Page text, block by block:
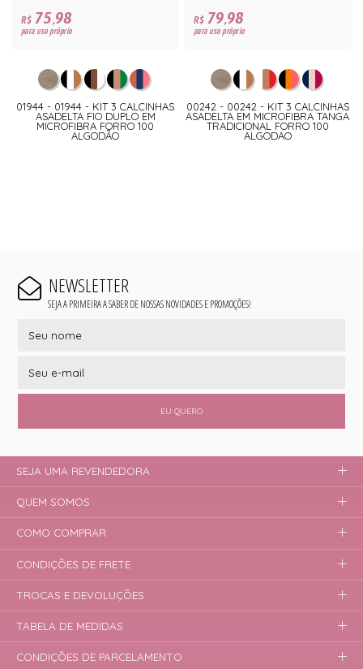
R$75,98
para uso próprio
01944 - 01944 - KIT 3 CALCINHAS
ASADELTA FIO DUPLO EM
MICROFIBRA FORRO 100
ALGODÃO
R$79,98
para uso próprio
00242 - 00242 - KIT 3 CALCINHAS
ASADELTA EM MICROFIBRA TANGA
TRADICIONAL FORRO 100
ALGODAO
NEWSLETTER
SEJA A PRIMEIRA A SABER DE NOSSAS NOVIDADES E PROMOÇÕES!
EU QUERO
SEJA UMA REVENDEDORA
QUEM SOMOS
COMO COMPRAR
CONDIÇÕES DE FRETE
TROCAS E DEVOLUÇÕES
TABELA DE MEDIDAS
CONDIÇÕES DE PARCELAMENTO